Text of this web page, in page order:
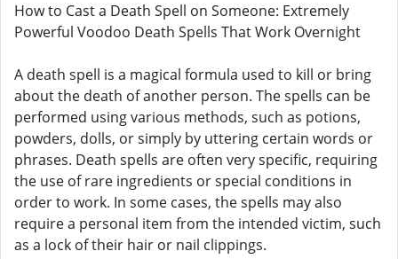
How to Cast a Death Spell on Someone: Extremely
Powerful Voodoo Death Spells That Work Overnight
A death spell is a magical formula used to kill or bring
about the death of another person. The spells can be
performed using various methods, such as potions,
powders, dolls, or simply by uttering certain words or
phrases. Death spells are often very specific, requiring
the use of rare ingredients or special conditions in
order to work. In some cases, the spells may also
require a personal item from the intended victim, such
as a lock of their hair or nail clippings.